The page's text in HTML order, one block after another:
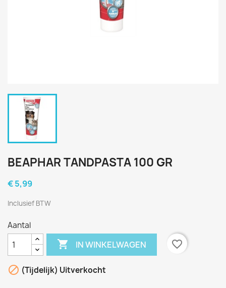
BEAPHAR TANDPASTA 100 GR
€ 5,99
Inclusief BTW
Aantal
 IN WINKELWAGEN favorite_border
 (Tijdelijk) Uitverkocht